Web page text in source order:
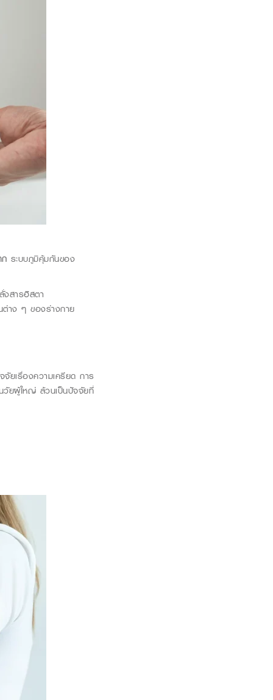
ระบบภูมิคุ้มกันของ
งสารฮิสตา
าง ๆ ของร่างกาย
ยเรื่องความเครียด การ
วัยผู้ใหญ่ ล้วนเป็นปัจจัยที่